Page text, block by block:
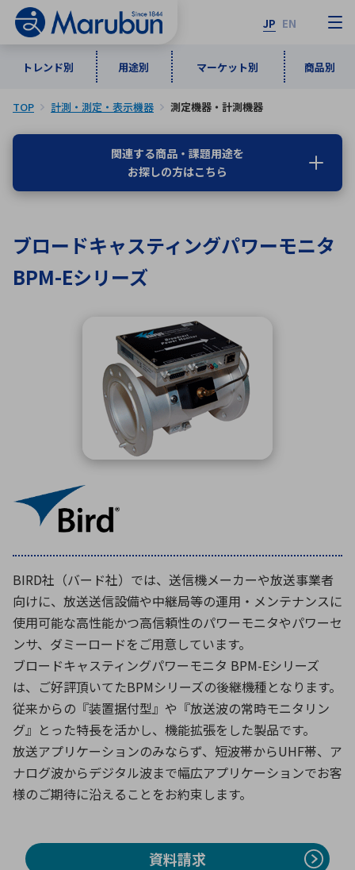
JP EN
トレンド別 用途別 マーケット別 商品別
トレンド別
インダストリアルDXソリューション
5G・Local 5G
ロボティクス（AI）
データセンタ・クラウド
ミリ波レーダー
用途別
通信・ネットワーク
監視・セキュリティ
品質管理・検査
接着・接合
製品製造・加工
シミュレーター
環境構築・開発システム
マーケット別
情報通信
商品別
計測・測定・表示機器
ICTソリューション 組立・ロボティクス
レーザー・光学部品
特定用途向け・その他
医療機器
メーカ一覧
な行
は行 ま行
や行
ら行
わ行
B C
F G
J
N O
Q
U
検索
TOP 計測・測定・表示機器 測定機器・計測機器
関連する商品・課題用途を
お探しの方はこちら
ブロードキャスティングパワーモニタ
BPM-Eシリーズ
BIRD社（バード社）では、送信機メーカーや放送事業者
向けに、放送送信設備や中継局等の運用・メンテナンスに
使用可能な高性能かつ高信頼性のパワーモニタやパワーセ
ンサ、ダミーロードをご用意しています。
ブロードキャスティングパワーモニタ BPM-Eシリーズ
は、ご好評頂いてたBPMシリーズの後継機種となります。
従来からの『装置据付型』や『放送波の常時モニタリン
グ』とった特長を活かし、機能拡張をした製品です。
放送アプリケーションのみならず、短波帯からUHF帯、ア
ナログ波からデジタル波まで幅広アプリケーションでお客
様のご期待に沿えることをお約束します。
資料請求